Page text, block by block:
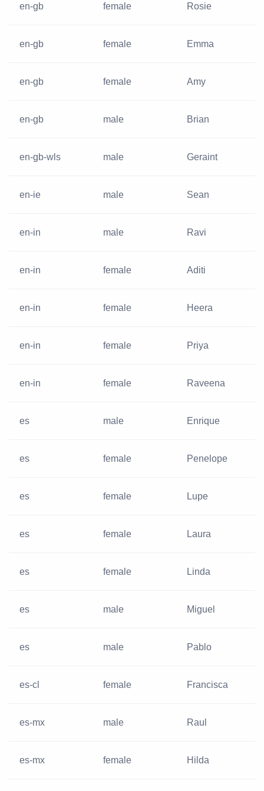
en-gb female Rosie
en-gb female Emma
en-gb female Amy
en-gb male Brian
en-gb-wls male Geraint
en-ie male Sean
en-in male Ravi
en-in female Aditi
en-in female Heera
en-in female Priya
en-in female Raveena
es male Enrique
es female Penelope
es female Lupe
es female Laura
es female Linda
es male Miguel
es male Pablo
es-cl female Francisca
es-mx male Raul
es-mx female Hilda